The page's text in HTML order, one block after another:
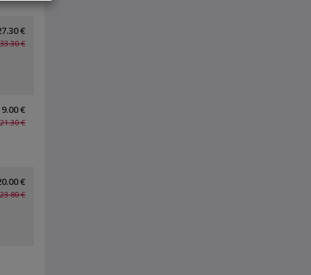
€
33.30 €
€
21.30 €
€
23.80 €